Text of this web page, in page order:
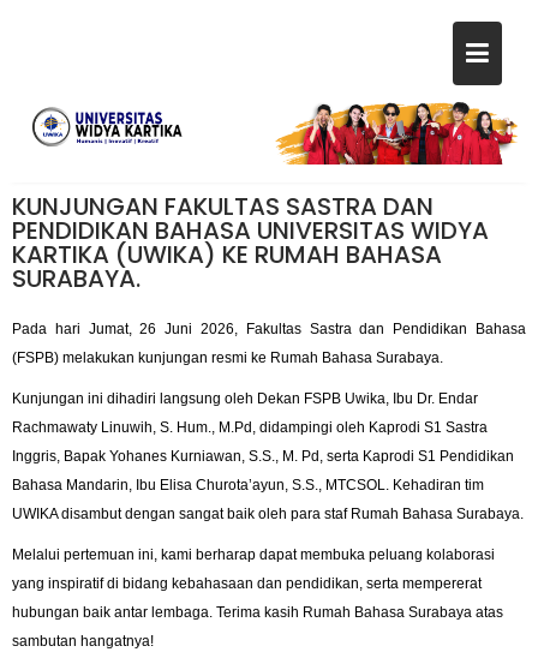
KUNJUNGAN FAKULTAS SASTRA DAN
PENDIDIKAN BAHASA UNIVERSITAS WIDYA
KARTIKA (UWIKA) KE RUMAH BAHASA
SURABAYA.
Pada hari Jumat, 26 Juni 2026, Fakultas Sastra dan Pendidikan Bahasa
(FSPB) melakukan kunjungan resmi ke Rumah Bahasa Surabaya.
​Kunjungan ini dihadiri langsung oleh Dekan FSPB Uwika, Ibu Dr. Endar
Rachmawaty Linuwih, S. Hum., M.Pd, didampingi oleh Kaprodi S1 Sastra
Inggris, Bapak Yohanes Kurniawan, S.S., M. Pd, serta Kaprodi S1 Pendidikan
Bahasa Mandarin, Ibu Elisa Churota’ayun, S.S., MTCSOL. Kehadiran tim
UWIKA disambut dengan sangat baik oleh para staf Rumah Bahasa Surabaya.
​Melalui pertemuan ini, kami berharap dapat membuka peluang kolaborasi
yang inspiratif di bidang kebahasaan dan pendidikan, serta mempererat
hubungan baik antar lembaga. Terima kasih Rumah Bahasa Surabaya atas
sambutan hangatnya!